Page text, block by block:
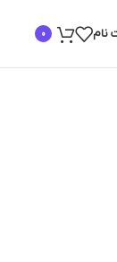
نام 0